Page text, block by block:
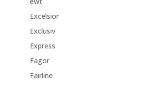
Excelsior
Exclusiv
Express
Fagor
Fairline